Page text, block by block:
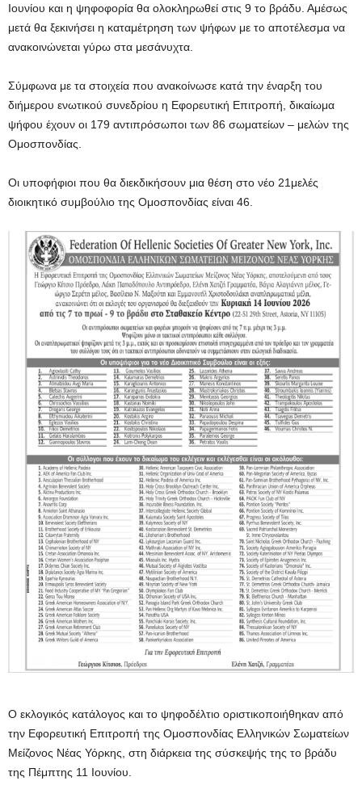
Ιουνίου και η ψηφοφορία θα ολοκληρωθεί στις 9 το βράδυ. Αμέσως
μετά θα ξεκινήσει η καταμέτρηση των ψήφων με το αποτέλεσμα να
ανακοινώνεται γύρω στα μεσάνυχτα.
Σύμφωνα με τα στοιχεία που ανακοίνωσε κατά την έναρξη του
διήμερου ενωτικού συνεδρίου η Εφορευτική Επιτροπή, δικαίωμα
ψήφου έχουν οι 179 αντιπρόσωποι των 86 σωματείων – μελών της
Ομοσπονδίας.
Οι υποφήφιοι που θα διεκδικήσουν μια θέση στο νέο 21μελές
διοικητικό συμβούλιο της Ομοσπονδίας είναι 46.
Ο εκλογικός κατάλογος και το ψηφοδέλτιο οριστικοποιήθηκαν από
την Εφορευτική Επιτροπή της Ομοσπονδίας Ελληνικών Σωματείων
Μείζονος Νέας Υόρκης, στη διάρκεια της σύσκεψής της το βράδυ
της Πέμπτης 11 Ιουνίου.